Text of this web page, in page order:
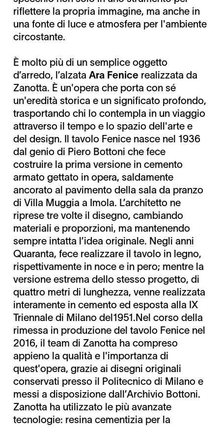
riflettere la propria immagine, ma anche in
una fonte di luce e atmosfera per l'ambiente
circostante.
È molto più di un semplice oggetto
d’arredo, l’alzata Ara Fenice realizzata da
Zanotta. È un'opera che porta con sé
un'eredità storica e un significato profondo,
trasportando chi lo contempla in un viaggio
attraverso il tempo e lo spazio dell'arte e
del design. Il tavolo Fenice nasce nel 1936
dal genio di Piero Bottoni che fece
costruire la prima versione in cemento
armato gettato in opera, saldamente
ancorato al pavimento della sala da pranzo
di Villa Muggia a Imola. L’architetto ne
riprese tre volte il disegno, cambiando
materiali e proporzioni, ma mantenendo
sempre intatta l’idea originale. Negli anni
Quaranta, fece realizzare il tavolo in legno,
rispettivamente in noce e in pero; mentre la
versione estrema dello stesso progetto, di
quattro metri di lunghezza, venne realizzata
interamente in cemento ed esposta alla IX
Triennale di Milano del1951.Nel corso della
rimessa in produzione del tavolo Fenice nel
2016, il team di Zanotta ha compreso
appieno la qualità e l'importanza di
quest'opera, grazie ai disegni originali
conservati presso il Politecnico di Milano e
messi a disposizione dall’Archivio Bottoni.
Zanotta ha utilizzato le più avanzate
tecnologie: resina cementizia per la